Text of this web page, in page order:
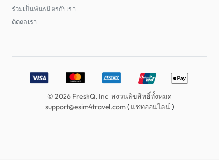
ร่วมเป็นพันธมิตรกับเรา
ติดต่อเรา
Accepted payment methods: Visa, MasterCard, American
© 2026 FreshQ, Inc. สงวนลิขสิทธิ์ทั้งหมด
support@esim4travel.com( แชทออนไลน์ )